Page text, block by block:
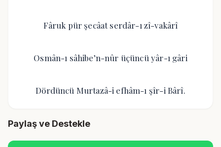
Fâruk pür şecâat serdâr-ı zî-vakârî
Osmân-ı sâhibe’n-nûr üçüncü yâr-ı gâri
Dördüncü Murtazâ-i efhâm-ı şîr-i Bârî.
Paylaş ve Destekle